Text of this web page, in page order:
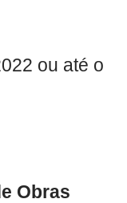
ou até o
Obras